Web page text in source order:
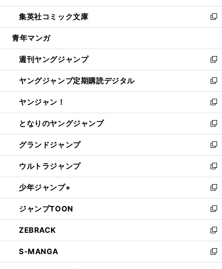
開
く
ウ
で
開
ン
ド
ウ
開
く
ウ
ィ
ン
ウ
で
開
く
し
い
ウ
ン
ド
ウ
で
開
く
集英社コミック文庫
新
し
ウ
ィ
ン
ド
ウ
で
開
く
青年マンガ
週刊ヤングジャンプ
新
し
い
ウ
ィ
ン
ド
ウ
で
開
く
ヤングジャンプ定期購読デジタル
新
し
い
ウ
ィ
ン
ド
ウ
で
開
く
ヤンジャン！
新
し
い
ウ
ィ
ン
ド
ウ
で
開
く
となりのヤングジャンプ
新
し
い
ウ
ィ
ン
ド
ウ
で
開
く
グランドジャンプ
新
し
い
ウ
ィ
ン
ド
ウ
で
開
く
ウルトラジャンプ
新
し
い
ウ
ィ
ン
ド
ウ
で
開
少年ジャンプ+
新
し
い
ウ
ィ
ン
ド
ウ
ジャンプTOON
新
し
い
ウ
ィ
ン
ZEBRACK
新
し
い
ウ
S-MANGA
新
し